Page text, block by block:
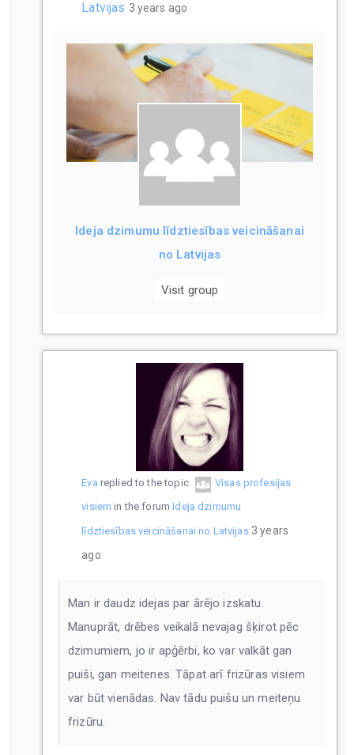
Latvijas 3 years ago
Ideja dzimumu līdztiesības veicināšanai
no Latvijas
Visit group
Eva replied to the topic
Visas profesijas
visiem in the forumIdeja dzimumu
līdztiesības veicināšanai no Latvijas 3 years
ago
Man ir daudz idejas par ārējo izskatu.
Manuprāt, drēbes veikalā nevajag šķirot pēc
dzimumiem, jo ir apģērbi, ko var valkāt gan
puiši, gan meitenes. Tāpat arī frizūras visiem
var būt vienādas. Nav tādu puišu un meiteņu
frizūru.